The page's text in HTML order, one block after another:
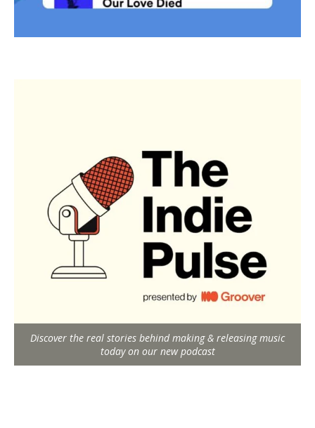
Discover the real stories behind making & releasing music
today on our new podcast